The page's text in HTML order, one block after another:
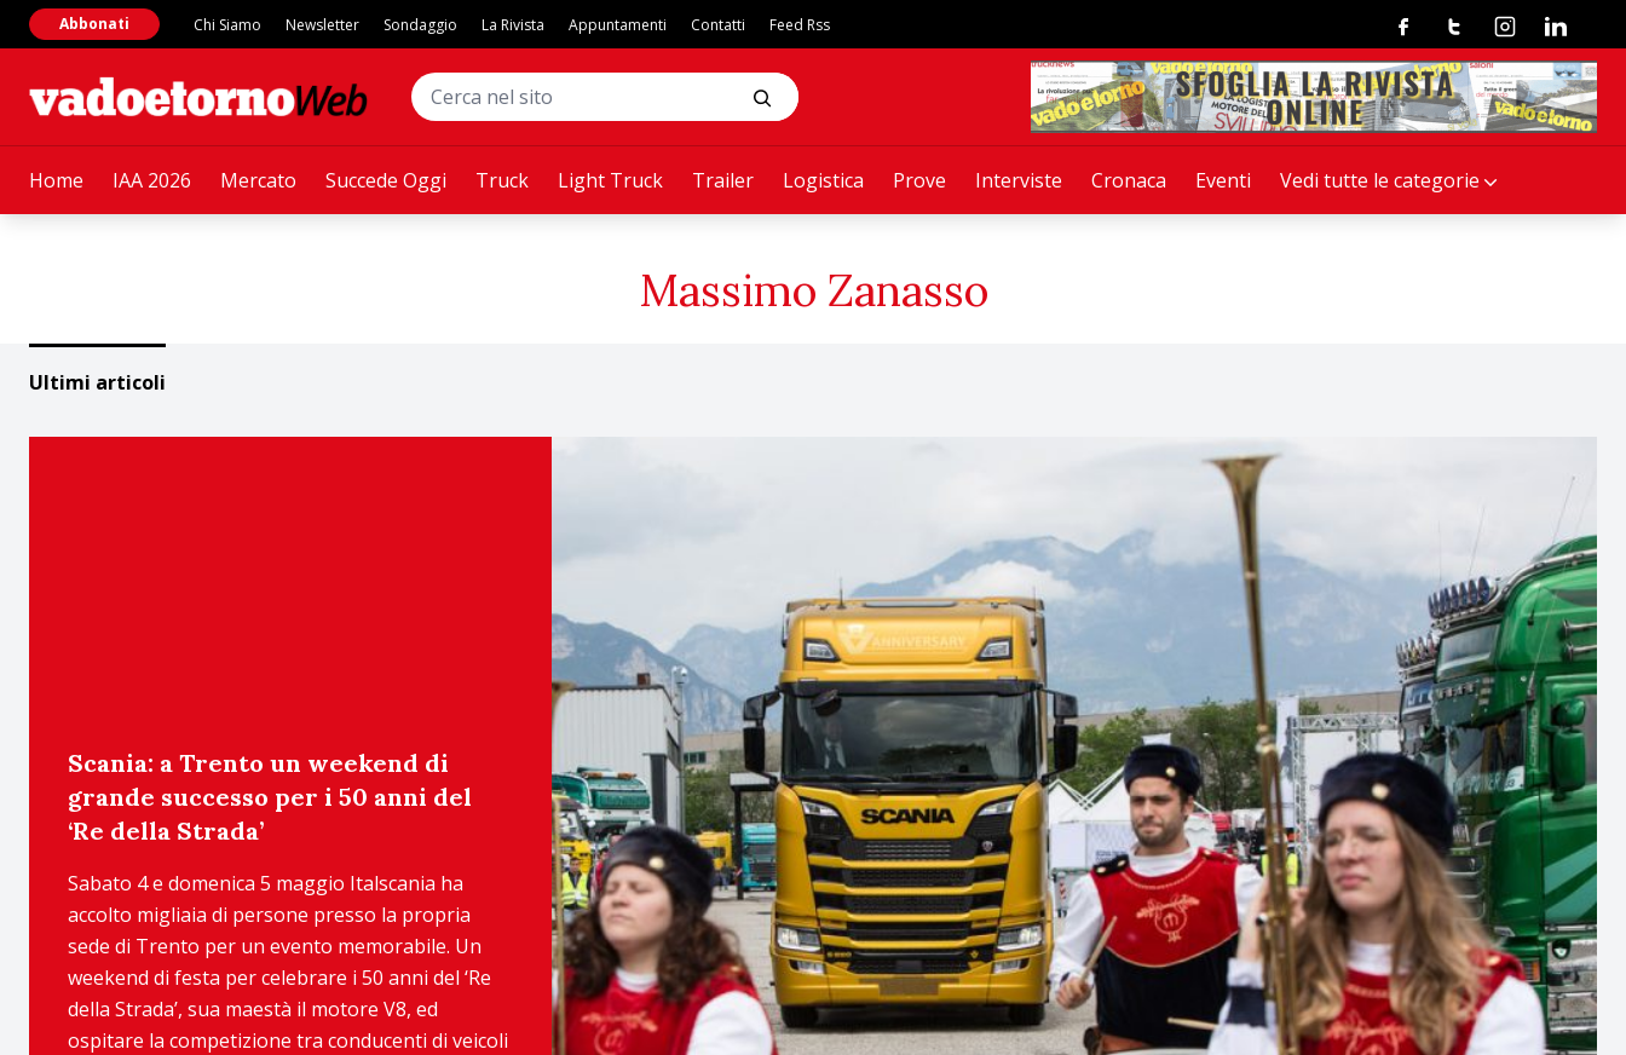
Home IAA 2026 Mercato Succede Oggi Truck Light Truck Trailer Logistica Prove Interviste Cronaca Eventi Vedi tutte le categorie
Abbonati Chi Siamo Newsletter Sondaggio La Rivista Appuntamenti Contatti Feed Rss FacebookTwitterInstagramLinkedin
Massimo Zanasso
Ultimi articoli
Scania: a Trento un weekend di
grande successo per i 50 anni del
‘Re della Strada’
Sabato 4 e domenica 5 maggio Italscania ha
accolto migliaia di persone presso la propria
sede di Trento per un evento memorabile. Un
weekend di festa per celebrare i 50 anni del ‘Re
della Strada’, sua maestà il motore V8, ed
ospitare la competizione tra conducenti di veicoli